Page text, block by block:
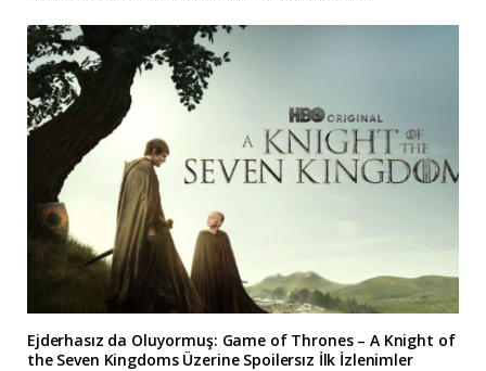
Ejderhasız da Oluyormuş: Game of Thrones – A Knight of
the Seven Kingdoms Üzerine Spoilersız İlk İzlenimler